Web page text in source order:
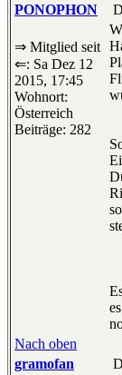
PONOPHON
⇒ Mitglied seit
⇐: Sa Dez 12
2015, 17:45
Wohnort:
Österreich
Beiträge: 282
Nach oben
gramofan